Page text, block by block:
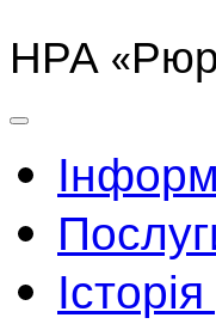
НРА